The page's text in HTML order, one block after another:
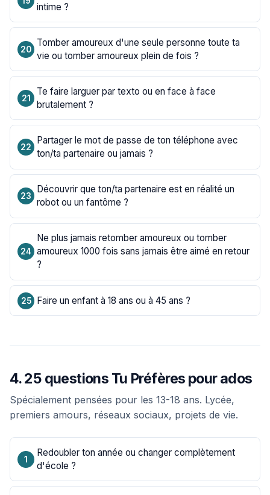
intime ?
Tomber amoureux d'une seule personne toute ta
vie ou tomber amoureux plein de fois ?
Te faire larguer par texto ou en face à face
brutalement ?
Partager le mot de passe de ton téléphone avec
ton/ta partenaire ou jamais ?
Découvrir que ton/ta partenaire est en réalité un
robot ou un fantôme ?
Ne plus jamais retomber amoureux ou tomber
amoureux 1000 fois sans jamais être aimé en retour
?
Faire un enfant à 18 ans ou à 45 ans ?
4. 25 questions Tu Préfères pour ados
Spécialement pensées pour les 13-18 ans. Lycée,
premiers amours, réseaux sociaux, projets de vie.
Redoubler ton année ou changer complètement
d'école ?